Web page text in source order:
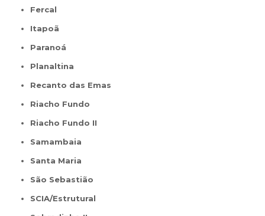
Fercal
Itapoã
Paranoá
Planaltina
Recanto das Emas
Riacho Fundo
Riacho Fundo II
Samambaia
Santa Maria
São Sebastião
SCIA/Estrutural